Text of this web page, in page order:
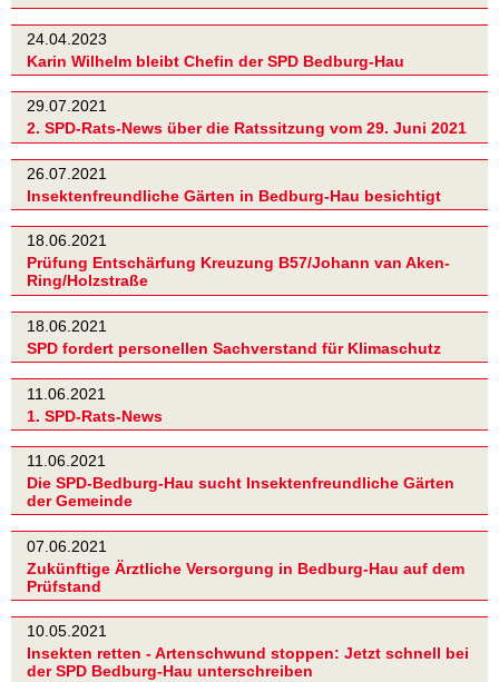
24.04.2023
Karin Wilhelm bleibt Chefin der SPD Bedburg-Hau
29.07.2021
2. SPD-Rats-News über die Ratssitzung vom 29. Juni 2021
26.07.2021
Insektenfreundliche Gärten in Bedburg-Hau besichtigt
18.06.2021
Prüfung Entschärfung Kreuzung B57/Johann van Aken-
Ring/Holzstraße
18.06.2021
SPD fordert personellen Sachverstand für Klimaschutz
11.06.2021
1. SPD-Rats-News
11.06.2021
Die SPD-Bedburg-Hau sucht Insektenfreundliche Gärten
der Gemeinde
07.06.2021
Zukünftige Ärztliche Versorgung in Bedburg-Hau auf dem
Prüfstand
10.05.2021
Insekten retten - Artenschwund stoppen: Jetzt schnell bei
der SPD Bedburg-Hau unterschreiben